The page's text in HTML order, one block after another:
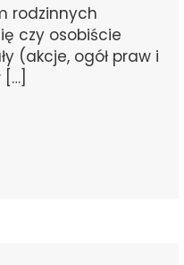
rodzinnych
czy osobiście
(akcje, ogół praw i